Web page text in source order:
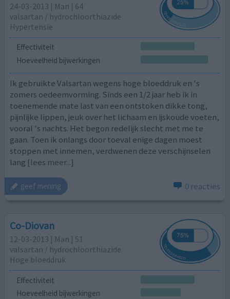
24-03-2013 | Man | 64
valsartan / hydrochloorthiazide
Hypertensie
Effectiviteit
Hoeveelheid bijwerkingen
Ik gebruikte Valsartan wegens hoge bloeddruk en 's
zomers oedeemvorming. Sinds een 1/2 jaar heb ik in
toenemende mate last van een ontstoken dikke tong,
pijnlijke lippen, jeuk over het lichaam en ijskoude voeten,
vooral 's nachts. Het begon redelijk slecht met me te
gaan. Toen ik onlangs door toeval enige dagen moest
stoppen met innemen, verdwenen deze verschijnselen
lang [lees meer...]
geef mening 0 reacties
Co-Diovan
12-03-2013 | Man | 51
valsartan / hydrochloorthiazide
Hoge bloeddruk
Effectiviteit
Hoeveelheid bijwerkingen